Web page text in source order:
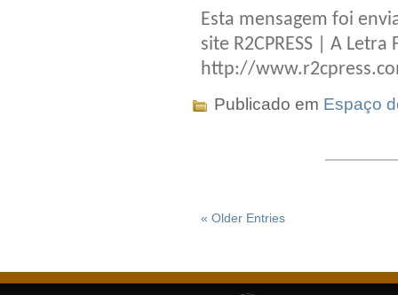
Esta mensagem foi
site R2CPRESS | A
http://
Publicado em Espaço
« Older Entries